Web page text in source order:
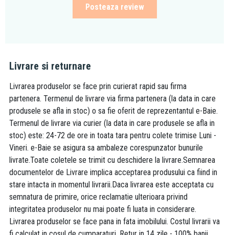
Posteaza review
Livrare si returnare
Livrarea produselor se face prin curierat rapid sau firma
partenera. Termenul de livrare via firma partenera (la data in care
produsele se afla in stoc) o sa fie oferit de reprezentantul e-Baie.
Termenul de livrare via curier (la data in care produsele se afla in
stoc) este: 24-72 de ore in toata tara pentru colete trimise Luni -
Vineri. e-Baie se asigura sa ambaleze corespunzator bunurile
livrate.Toate coletele se trimit cu deschidere la livrare.Semnarea
documentelor de Livrare implica acceptarea produsului ca fiind in
stare intacta in momentul livrarii.Daca livrarea este acceptata cu
semnatura de primire, orice reclamatie ulterioara privind
integritatea produselor nu mai poate fi luata in considerare.
Livrarea produselor se face pana in fata imobilului. Costul livrarii va